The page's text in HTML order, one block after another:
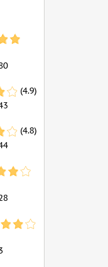
(4.9)
(4.8)